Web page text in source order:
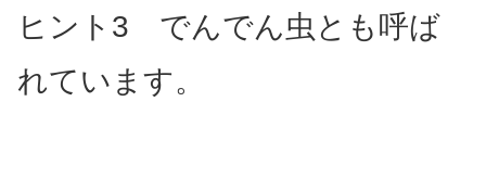
ヒント3 でんでん虫とも呼ば
れています。